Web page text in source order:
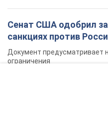
Сенат США одобрил
санкциях против
Документ предусматривает
ограничения